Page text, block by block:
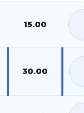
15.00
30.00